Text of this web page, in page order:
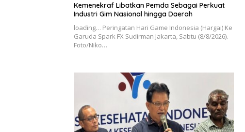
Kemenekraf Libatkan Pemda Sebagai Perkuat
Industri Gim Nasional hingga Daerah
loading… Peringatan Hari Game Indonesia (Hargai) Ke
Garuda Spark FX Sudirman Jakarta, Sabtu (8/8/2026).
Foto/Niko…